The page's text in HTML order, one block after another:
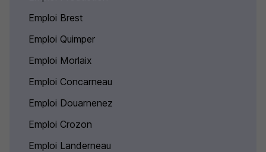
Emploi Brest
Emploi Quimper
Emploi Morlaix
Emploi Concarneau
Emploi Douarnenez
Emploi Crozon
Emploi Landerneau